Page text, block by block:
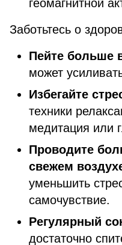
геомагнитной
Заботьтесь о
Пейте больше
может
Избегайте
техники
медитация или
Проводите
свежем
уменьшить
самочувствие.
Регулярный
достаточно